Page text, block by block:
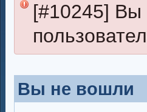
[#10245] Вы
Вы не вошли